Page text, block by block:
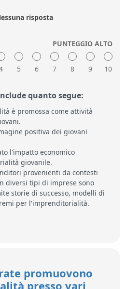
risposta
5 6 7 8 9
PUNTEGGIO ALTO
10
quanto segue:
è promossa come attività
positiva dei giovani
l'impatto economico
giovanile.
provenienti da contesti
diversi tipi di imprese sono
storie di successo, modelli di
per l'imprenditorialità.
promuovono
presso vari